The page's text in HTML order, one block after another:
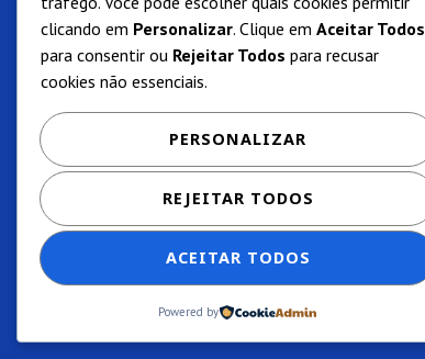
clicando em Personalizar. Clique em Aceitar Todos
para consentir ou Rejeitar Todos para recusar
cookies não essenciais.
PERSONALIZAR
REJEITAR TODOS
ACEITAR TODOS
Powered by